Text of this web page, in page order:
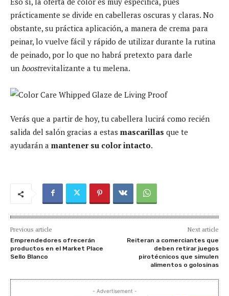
prácticamente se divide en cabelleras oscuras y claras. No
obstante, su práctica aplicación, a manera de crema para
peinar, lo vuelve fácil y rápido de utilizar durante la rutina
de peinado, por lo que no habrá pretexto para darle
un boostrevitalizante a tu melena.
Verás que a partir de hoy, tu cabellera lucirá como recién
salida del salón gracias a estas mascarillas que te
ayudarán a mantener su color intacto.
Previous article
Emprendedores ofrecerán
productos en el Market Place
Sello Blanco
Next article
Reiteran a comerciantes que
deben retirar juegos
pirotécnicos que simulen
alimentos o golosinas
- Advertisement -